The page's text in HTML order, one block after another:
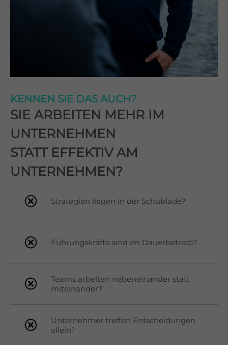
KENNEN SIE DAS AUCH?
SIE ARBEITEN MEHR IM
UNTERNEHMEN
STATT EFFEKTIV AM
UNTERNEHMEN?
Strategien liegen in der Schublade?
Führungskräfte sind im Dauerbetrieb?
Teams arbeiten nebeneinander statt
miteinander?
Unternehmer treffen Entscheidungen
allein?